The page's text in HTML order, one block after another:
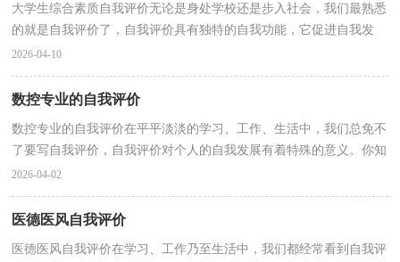
大学生综合素质自我评价无论是身处学校还是步入社会，我们最熟悉
的就是自我评价了，自我评价具有独特的自我功能，它促进自我发
展、自我完善、自我实现。如何写自我评价才合适呢？下...
2026-04-10
数控专业的自我评价
数控专业的自我评价在平平淡淡的学习、工作、生活中，我们总免不
了要写自我评价，自我评价对个人的自我发展有着特殊的意义。你知
道自我评价怎样写才规范吗？以下是小编整理的数控...
2026-04-02
医德医风自我评价
医德医风自我评价在学习、工作乃至生活中，我们都经常看到自我评